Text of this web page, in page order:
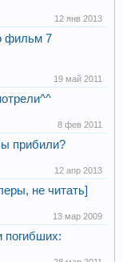
12 янв 2013
фильм 7
19 май 2011
8 фев 2011
прибили?
12 апр 2013
не читать]
13 мар 2009
погибших: